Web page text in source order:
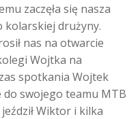
zaczęła się nasza
kolarskiej drużyny.
nas na otwarcie
Wojtka na
spotkania Wojtek
do swojego teamu MTB
Wiktor i kilka